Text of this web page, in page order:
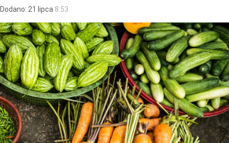
Dodano: 21 lipca 8:53